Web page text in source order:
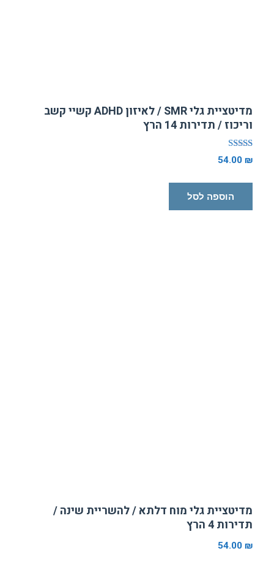
מדיטציית גלי SMR / לאיזון ADHD קשיי קשב
וריכוז / תדירות 14 הרץ
דורג
5.00
54.00 ₪
הוספה לסל
מדיטציית גלי מוח דלתא / להשריית שינה /
תדירות 4 הרץ
54.00 ₪